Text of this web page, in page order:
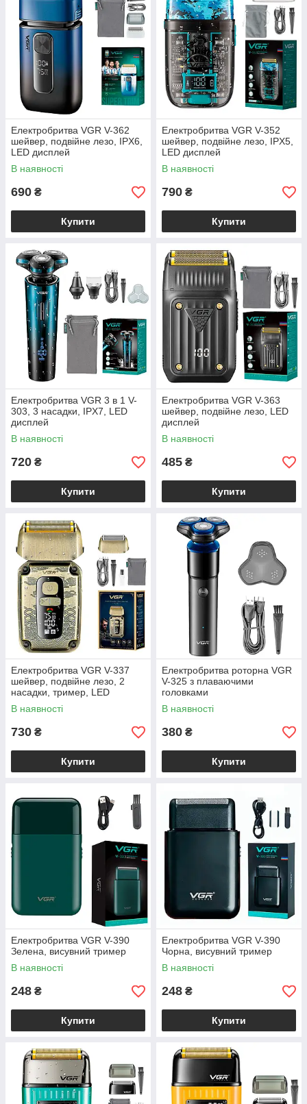
Електробритва VGR V-362
шейвер, подвійне лезо, IPX6,
LED дисплей
В наявності
690 ₴
Купити
Електробритва VGR V-352
шейвер, подвійне лезо, IPX5,
LED дисплей
В наявності
790 ₴
Купити
Електробритва VGR 3 в 1 V-
303, 3 насадки, IPX7, LED
дисплей
В наявності
720 ₴
Купити
Електробритва VGR V-363
шейвер, подвійне лезо, LED
дисплей
В наявності
485 ₴
Купити
Електробритва VGR V-337
шейвер, подвійне лезо, 2
насадки, тример, LED
дисплей
В наявності
730 ₴
Купити
Електробритва роторна VGR
V-325 з плаваючими
головками
В наявності
380 ₴
Купити
Електробритва VGR V-390
Зелена, висувний тример
В наявності
248 ₴
Купити
Електробритва VGR V-390
Чорна, висувний тример
В наявності
248 ₴
Купити